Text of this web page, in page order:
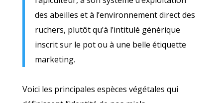
des abeilles et à l’environnement direct des
ruchers, plutôt qu’à l’intitulé générique
inscrit sur le pot ou à une belle étiquette
marketing.
Voici les principales espèces végétales qui